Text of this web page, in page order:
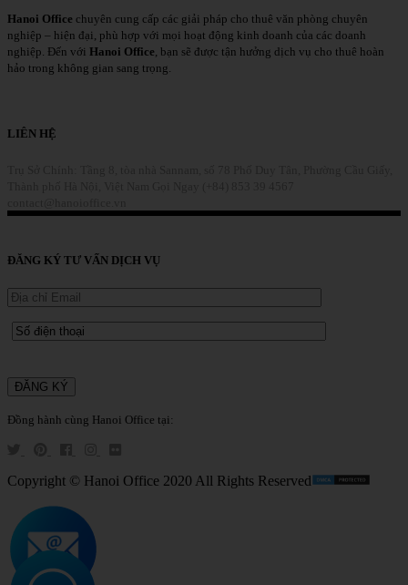
Hanoi Office chuyên cung cấp các giải pháp cho thuê văn phòng chuyên
nghiệp – hiện đại, phù hợp với mọi hoạt động kinh doanh của các doanh
nghiệp. Đến với Hanoi Office, bạn sẽ được tận hưởng dịch vụ cho thuê hoàn
hảo trong không gian sang trọng.
LIÊN HỆ
ĐĂNG KÝ TƯ VẤN DỊCH VỤ
Đồng hành cùng Hanoi Office tại:
Copyright © Hanoi Office 2020 All Rights Reserved